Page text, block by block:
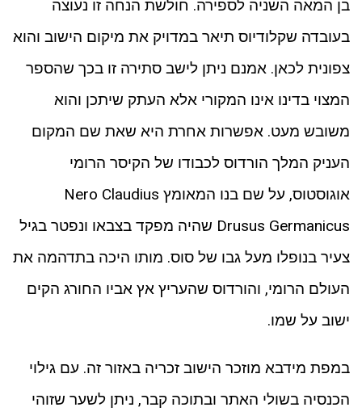
בן המאה השניה לספירה. חולשת הנחה זו נעוצה
בעובדה שקלודיוס תיאר במדויק את מיקום הישוב והוא
צפונית לכאן. אמנם ניתן לישב סתירה זו בכך שהספר
המצוי בדינו אינו המקורי אלא העתק שיתכן והוא
משובש מעט. אפשרות אחרת היא שאת שם המקום
העניק המלך הורדוס לכבודו של הקיסר הרומי
אוגוסטוס, על שם בנו המאומץ Nero Claudius
Drusus Germanicus שהיה מפקד בצבאו ונפטר בגיל
צעיר בנופלו מעל גבו של סוס. מותו היכה בתדהמה את
העולם הרומי, והורדוס שהעריץ אץ אביו החורג הקים
ישוב על שמו.
במפת מידבא מוזכר הישוב זכריה באזור זה. עם גילוי
הכנסיה בשולי האתר ובתוכה קבר, ניתן לשער שזוהי